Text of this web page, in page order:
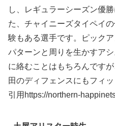
し、レギュラーシーズン優
た、チャイニーズタイペイ
験もある選手です。ピック
パターンと周りを生かすア
に絡むことはもちろんです
田のディフェンスにもフィ
引用https://northern-